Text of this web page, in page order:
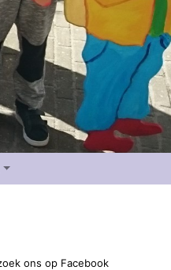
ons op Facebook